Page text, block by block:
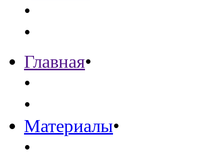
•
•
Главная•
•
•
Материалы•
•